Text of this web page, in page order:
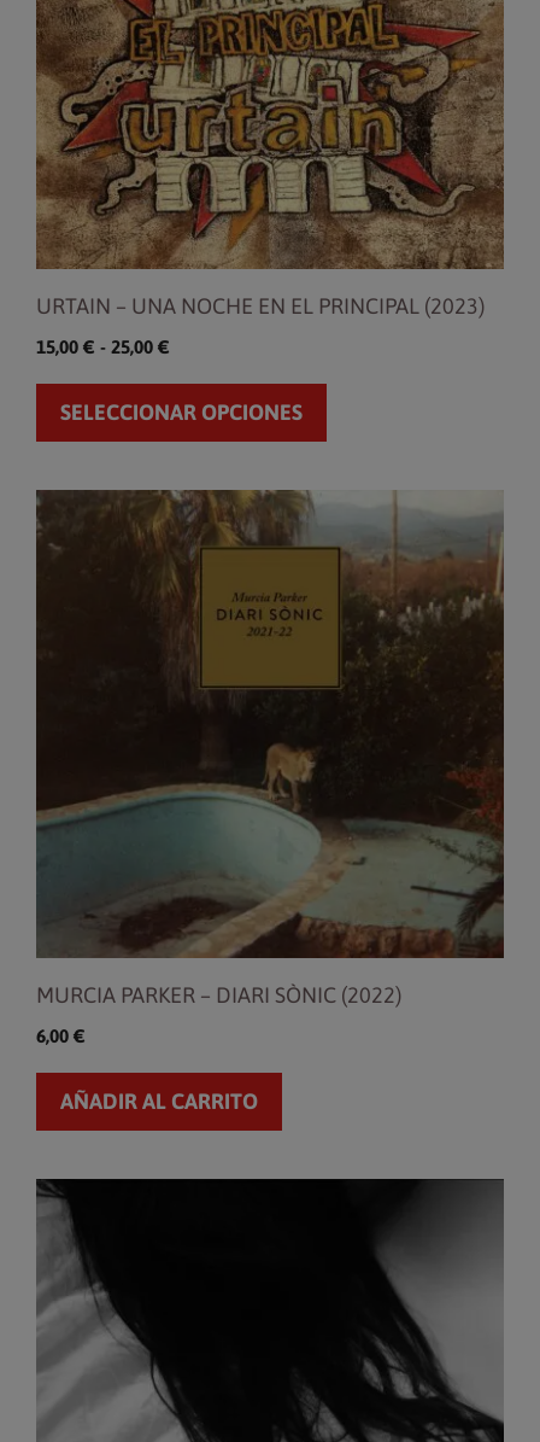
URTAIN – UNA NOCHE EN EL PRINCIPAL (2023)
15,00 € - 25,00 €
precios:
hasta
25,00 €
SELECCIONAR OPCIONES
opciones
se
pueden
elegir
en
la
página
de
MURCIA PARKER – DIARI SÒNIC (2022)
6,00 €
AÑADIR AL CARRITO